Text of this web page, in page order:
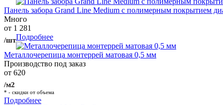
Панель забора Grand Line Medium с полимерным покрытием
Много
от 1 281
/штПодробнее
Металлочерепица монтеррей матовая 0,5 мм
Производство под заказ
от 620
/м2
* - скидки от объема
Подробнее